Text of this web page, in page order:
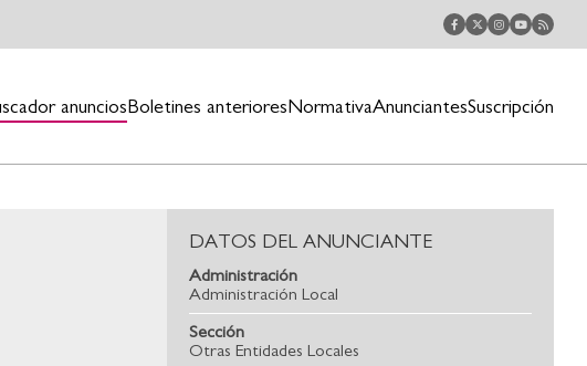
anuncios Boletines anteriores NormativaAnunciantesSuscripción
DATOS DEL ANUNCIANTE
Administración
Administración Local
Sección
Otras Entidades Locales